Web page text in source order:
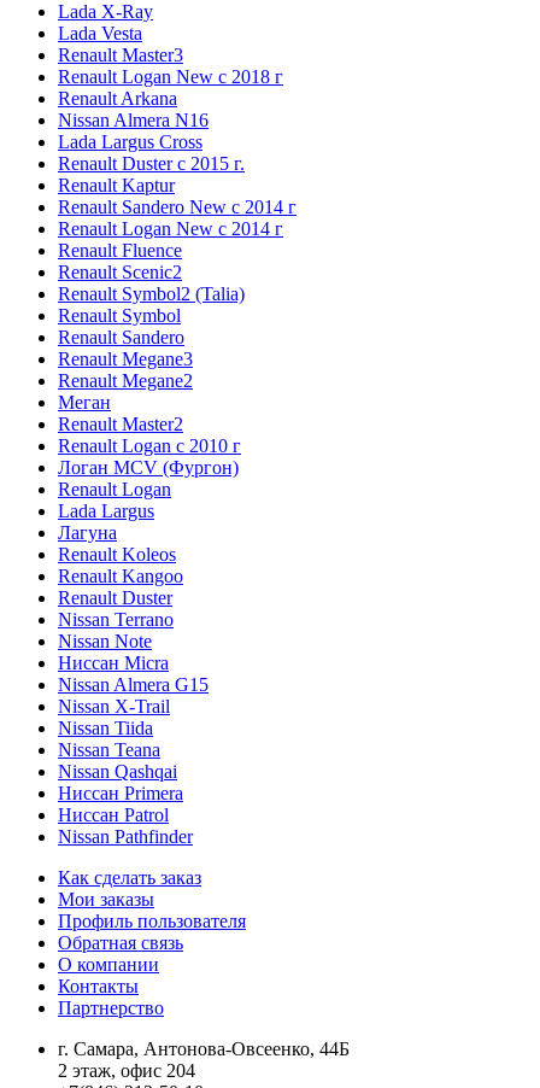
Lada X-Ray
Lada Vesta
Renault Master3
Renault Logan New с 2018 г
Renault Arkana
Nissan Almera N16
Lada Largus Cross
Renault Duster с 2015 г.
Renault Kaptur
Renault Sandero New с 2014 г
Renault Logan New с 2014 г
Renault Fluence
Renault Scenic2
Renault Symbol2 (Talia)
Renault Symbol
Renault Sandero
Renault Megane3
Renault Megane2
Меган
Renault Master2
Renault Logan c 2010 г
Логан МСV (Фургон)
Renault Logan
Lada Largus
Лагуна
Renault Koleos
Renault Kangoo
Renault Duster
Nissan Terrano
Nissan Note
Ниссан Micra
Nissan Almera G15
Nissan X-Trail
Nissan Tiida
Nissan Teana
Nissan Qashqai
Ниссан Primera
Ниссан Patrol
Nissan Pathfinder
Как сделать заказ
Мои заказы
Профиль пользователя
Обратная связь
О компании
Контакты
Партнерство
г. Самара, Антонова-Овсеенко, 44Б
2 этаж, офис 204